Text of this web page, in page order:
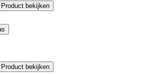
Product bekijken
Product bekijken